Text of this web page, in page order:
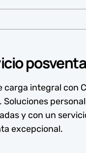
posventa
carga integral con
Soluciones
y con un
excepcional.